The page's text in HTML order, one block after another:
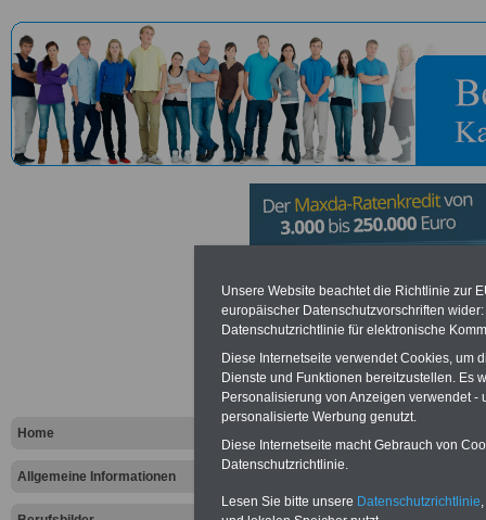
Home
Allgemeine Informationen
Vorteile für den öffentlichen
Vergleichen und sparen
Bausparen schon ab 16 Jahren
Berufsunfähigkeitsabsicherung
Online-Vergleich Gesetzliche
Krankenkassen
Vorteile der Privaten
Unsere Website beachtet die Richtlinie zur
europäischer Datenschutzvorschriften
Datenschutzrichtlinie für elektronische
Diese Internetseite verwendet Cookies, um
Dienste und Funktionen bereitzustellen. Es
Personalisierung von Anzeigen verwendet
personalisierte Werbung genutzt.
Diese Internetseite macht Gebrauch von
Datenschutzrichtlinie.
Lesen Sie bitte unsere Datenschutzrichtlinie